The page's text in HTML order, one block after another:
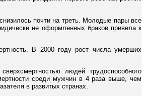
почти на треть. Молодые пары все
не оформленных браков привела к
В 2000 году рост числа умерших
людей трудоспособного
среди мужчин в 4 раза выше, чем
в развитых странах.